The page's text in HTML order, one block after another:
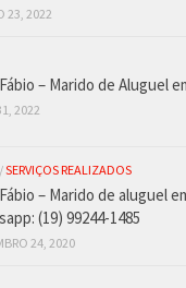
23, 2022
– Marido de Aluguel
2022
/SERVIÇOS REALIZADOS
– Marido de aluguel
(19) 99244-1485
24, 2020